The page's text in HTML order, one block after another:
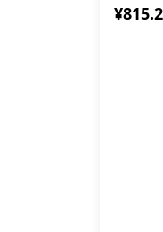
在东京